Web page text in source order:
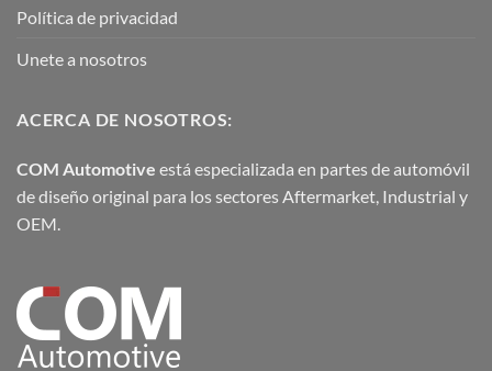
Política de privacidad
Unete a nosotros
ACERCA DE NOSOTROS:
COM Automotive está especializada en partes de automóvil
de diseño original para los sectores Aftermarket, Industrial y
OEM.